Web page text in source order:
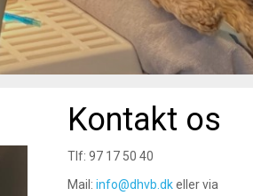
Kontakt os
Tlf: 97 17 50 40
Mail: info@dhvb.dkeller via